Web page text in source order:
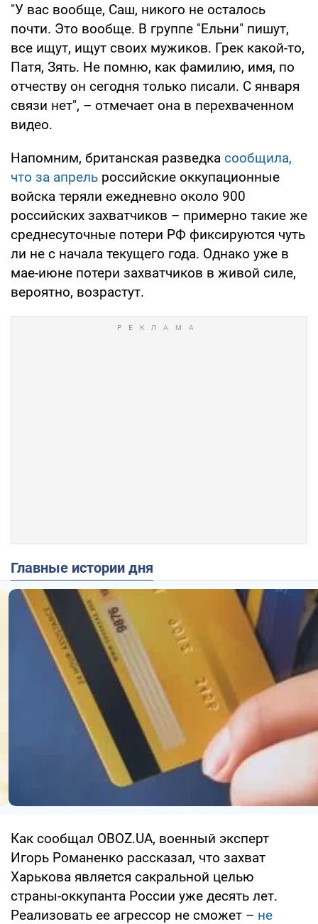
"У вас вообще, Саш, никого не осталось
почти. Это вообще. В группе "Ельни" пишут,
все ищут, ищут своих мужиков. Грек какой-то,
Патя, Зять. Не помню, как фамилию, имя, по
отчеству он сегодня только писали. С января
связи нет", – отмечает она в перехваченном
видео.
Напомним, британская разведка сообщила,
что за апрель российские оккупационные
войска теряли ежедневно около 900
российских захватчиков – примерно такие же
среднесуточные потери РФ фиксируются чуть
ли не с начала текущего года. Однако уже в
мае-июне потери захватчиков в живой силе,
вероятно, возрастут.
Главные истории дня
Как сообщал OBOZ.UA, военный эксперт
Игорь Романенко рассказал, что захват
Харькова является сакральной целью
страны-оккупанта России уже десять лет.
Реализовать ее агрессор не сможет – не